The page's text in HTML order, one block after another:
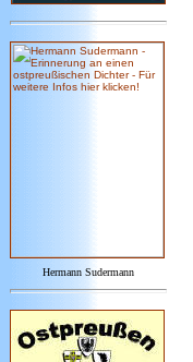
Hermann Sudermann